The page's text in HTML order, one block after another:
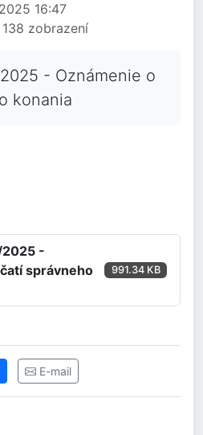
16:47
138 zobrazení
- Oznámenie o
konania
-
správneho
991.34 KB
E-mail